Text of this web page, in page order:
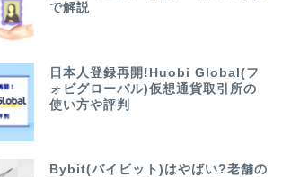
で解説
日本人登録再開!Huobi Global(フ
ォビグローバル)仮想通貨取引所の
使い方や評判
Bybit(バイビット)はやばい?老舗の